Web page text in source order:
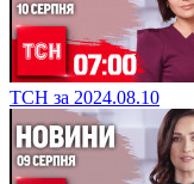
ТСН за 2024.08.10